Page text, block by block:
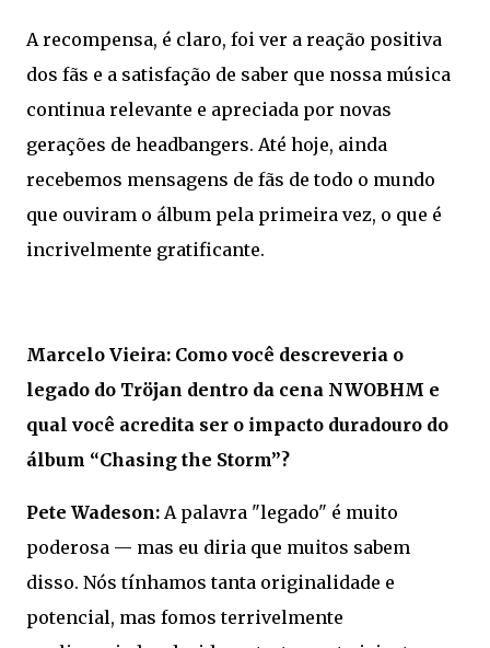
A recompensa, é claro, foi ver a reação positiva
dos fãs e a satisfação de saber que nossa música
continua relevante e apreciada por novas
gerações de headbangers. Até hoje, ainda
recebemos mensagens de fãs de todo o mundo
que ouviram o álbum pela primeira vez, o que é
incrivelmente gratificante.
Marcelo Vieira: Como você descreveria o
legado do Tröjan dentro da cena NWOBHM e
qual você acredita ser o impacto duradouro do
álbum “Chasing the Storm”?
Pete Wadeson: A palavra "legado" é muito
poderosa — mas eu diria que muitos sabem
disso. Nós tínhamos tanta originalidade e
potencial, mas fomos terrivelmente